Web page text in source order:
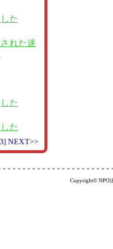
た
れた迷
た
た
NEXT>>
Copyright© NPO